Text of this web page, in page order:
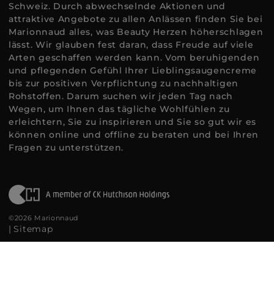
Schweiz. Durch abwechselnde Aktionen und
attraktive Angebote zu allen Anlässen finden Sie bei
Marionnaud alles, was Beauty Herzen höherschlagen
lässt. Wir glauben fest daran, dass Freude auf viele
Arten geschaffen werden kann. Vom beruhigenden
und pflegenden Gefühl Ihrer Lieblingsaugencreme
bis zur positiven Verpflichtung zu nachhaltigen
Rohstoffen. Darum suchen wir jeden Tag nach
Wegen, um Ihnen das tägliche Wohlfühlen zu
erleichtern, Sie zu inspirieren und Sie so gut wir es
können online und offline zu beraten und bei Ihren
Fragen zu unterstützen.
©2026 Marionnaud
| Sitemap